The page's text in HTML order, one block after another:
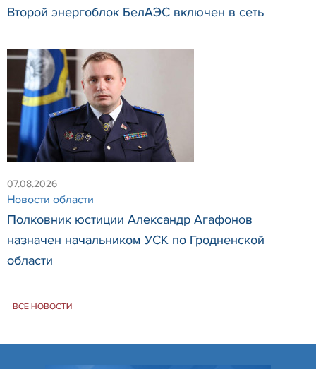
Второй энергоблок БелАЭС включен в сеть
07.08.2026
Новости области
Полковник юстиции Александр Агафонов
назначен начальником УСК по Гродненской
области
ВСЕ НОВОСТИ